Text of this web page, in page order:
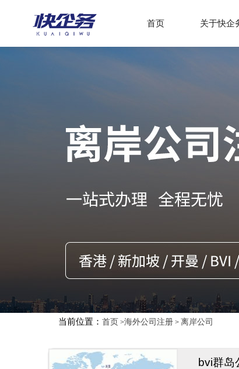
首页 关于快企
当前位置： 首页 >海外公司注册 > 离岸公司
bvi群岛